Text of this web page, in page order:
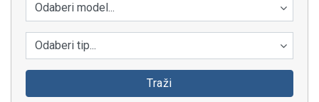
Odaberi model...
Odaberi tip...
Traži